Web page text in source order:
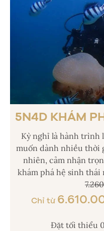
5N4D KHÁM
Kỳ nghỉ là hành trình
muốn dành nhiều thời
nhiên, cảm nhận
khám phá hệ sinh thái
Chỉ từ
Đặt tối thiểu